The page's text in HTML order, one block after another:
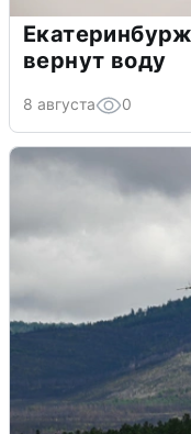
вернут воду
8 августа 0